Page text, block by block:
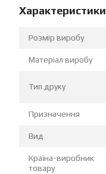
Характеристики
Розмір виробу
Матеріал виробу
Тип друку
Призначення
Вид
Країна-виробник
товару